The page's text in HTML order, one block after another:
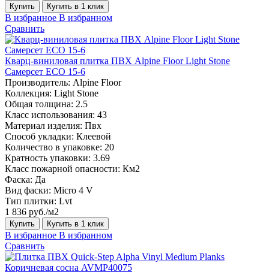
Купить Купить в 1 клик
В избранное В избранном
Сравнить
Кварц-виниловая плитка ПВХ Alpine Floor Light Stone
Самерсет ECO 15-6
Производитель: Alpine Floor
Коллекция: Light Stone
Общая толщина: 2.5
Класс использования: 43
Материал изделия: Пвх
Способ укладки: Клеевой
Количество в упаковке: 20
Кратность упаковки: 3.69
Класс пожарной опасности: Км2
Фаска: Да
Вид фаски: Micro 4 V
Тип плитки: Lvt
1 836 руб./м2
Купить Купить в 1 клик
В избранное В избранном
Сравнить